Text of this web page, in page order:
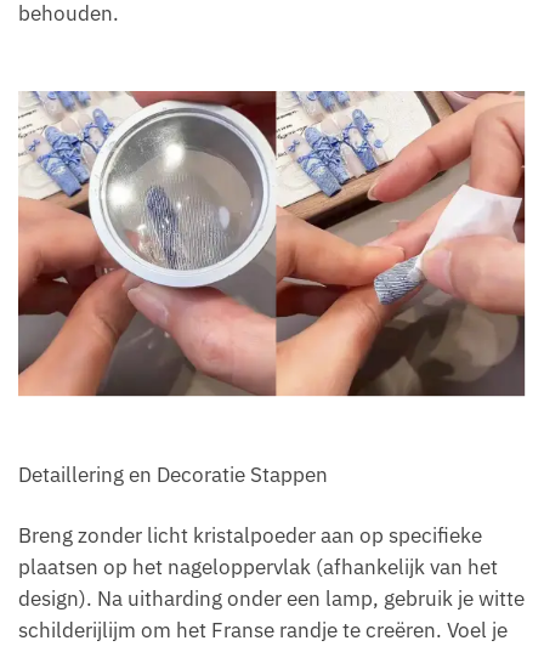
behouden.
Detaillering en Decoratie Stappen
Breng zonder licht kristalpoeder aan op specifieke
plaatsen op het nageloppervlak (afhankelijk van het
design). Na uitharding onder een lamp, gebruik je witte
schilderijlijm om het Franse randje te creëren. Voel je